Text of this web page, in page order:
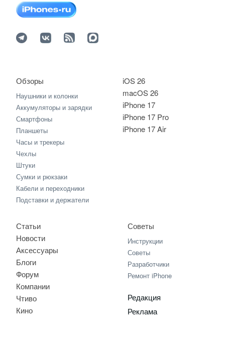
iOS 26
macOS 26
iPhone 17
iPhone 17 Pro
iPhone 17 Air
Обзоры
Наушники и колонки
Аккумуляторы и зарядки
Смартфоны
Планшеты
Часы и трекеры
Чехлы
Штуки
Сумки и рюкзаки
Кабели и переходники
Подставки и держатели
Статьи
Новости
Аксессуары
Блоги
Форум
Компании
Чтиво
Кино
Советы
Инструкции
Советы
Разработчики
Ремонт iPhone
Редакция
Реклама